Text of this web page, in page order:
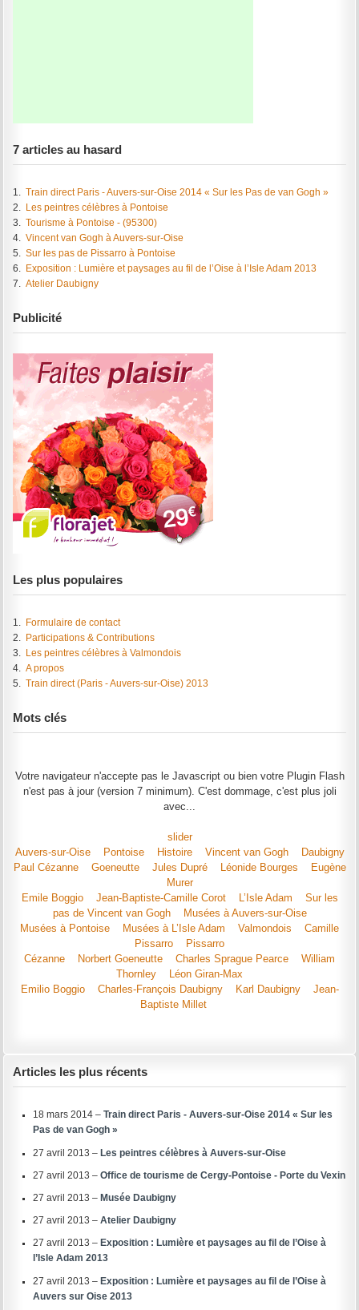
7 articles au hasard
1.
Train direct Paris - Auvers-sur-Oise 2014 « Sur les Pas de van Gogh »
2.
Les peintres célèbres à Pontoise
3.
Tourisme à Pontoise - (95300)
4.Vincent van Gogh à Auvers-sur-Oise
5.Sur les pas de Pissarro à Pontoise
6.
Exposition : Lumière et paysages au fil de l’Oise à l’Isle Adam 2013
7.Atelier Daubigny
Publicité
Les plus populaires
1.
Formulaire de contact
2.
Participations & Contributions
3.
Les peintres célèbres à Valmondois
4.A propos
5.
Train direct (Paris - Auvers-sur-Oise) 2013
Mots clés
Votre navigateur n'accepte pas le Javascript ou bien votre Plugin Flash
n'est pas à jour (version 7 minimum). C'est dommage, c'est plus joli
avec...
slider
Auvers-sur-Oise
Pontoise Histoire Vincent van Gogh
Daubigny
Paul Cézanne
Goeneutte Jules Dupré Léonide Bourges
Eugène
Murer
Emile Boggio
Jean-Baptiste-Camille Corot L’Isle Adam
Sur les
pas de Vincent van Gogh
Musées à Auvers-sur-Oise
Musées à Pontoise
Musées à L’Isle Adam Valmondois
Camille
Pissarro
Pissarro
Cézanne
Norbert Goeneutte Charles Sprague Pearce
William
Thornley
Léon Giran-Max
Emilio Boggio
Charles-François Daubigny Karl Daubigny
Jean-
Baptiste Millet
Articles les plus récents
18 mars 2014 – Train direct Paris - Auvers-sur-Oise 2014 « Sur les
Pas de van Gogh »
27 avril 2013 – Les peintres célèbres à Auvers-sur-Oise
27 avril 2013 – Office de tourisme de Cergy-Pontoise - Porte du Vexin
27 avril 2013 – Musée Daubigny
27 avril 2013 – Atelier Daubigny
27 avril 2013 – Exposition : Lumière et paysages au fil de l’Oise à
l’Isle Adam 2013
27 avril 2013 – Exposition : Lumière et paysages au fil de l’Oise à
Auvers sur Oise 2013